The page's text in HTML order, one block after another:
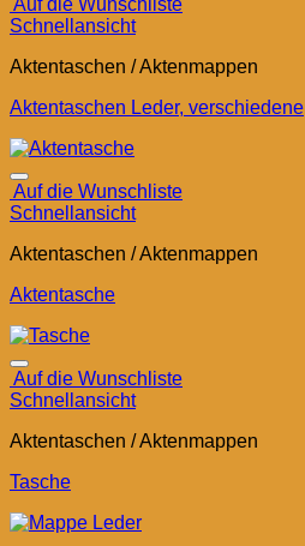
Auf die Wunschliste
Schnellansicht
Aktentaschen / Aktenmappen
Aktentaschen Leder, verschiedene
Auf die Wunschliste
Schnellansicht
Aktentaschen / Aktenmappen
Aktentasche
Auf die Wunschliste
Schnellansicht
Aktentaschen / Aktenmappen
Tasche